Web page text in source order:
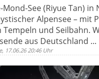
Mond-See (Riyue Tan) in
Alpensee – mit
Tempeln und Seilbahn.
aus Deutschland ...
17.06.26 20:46 Uhr